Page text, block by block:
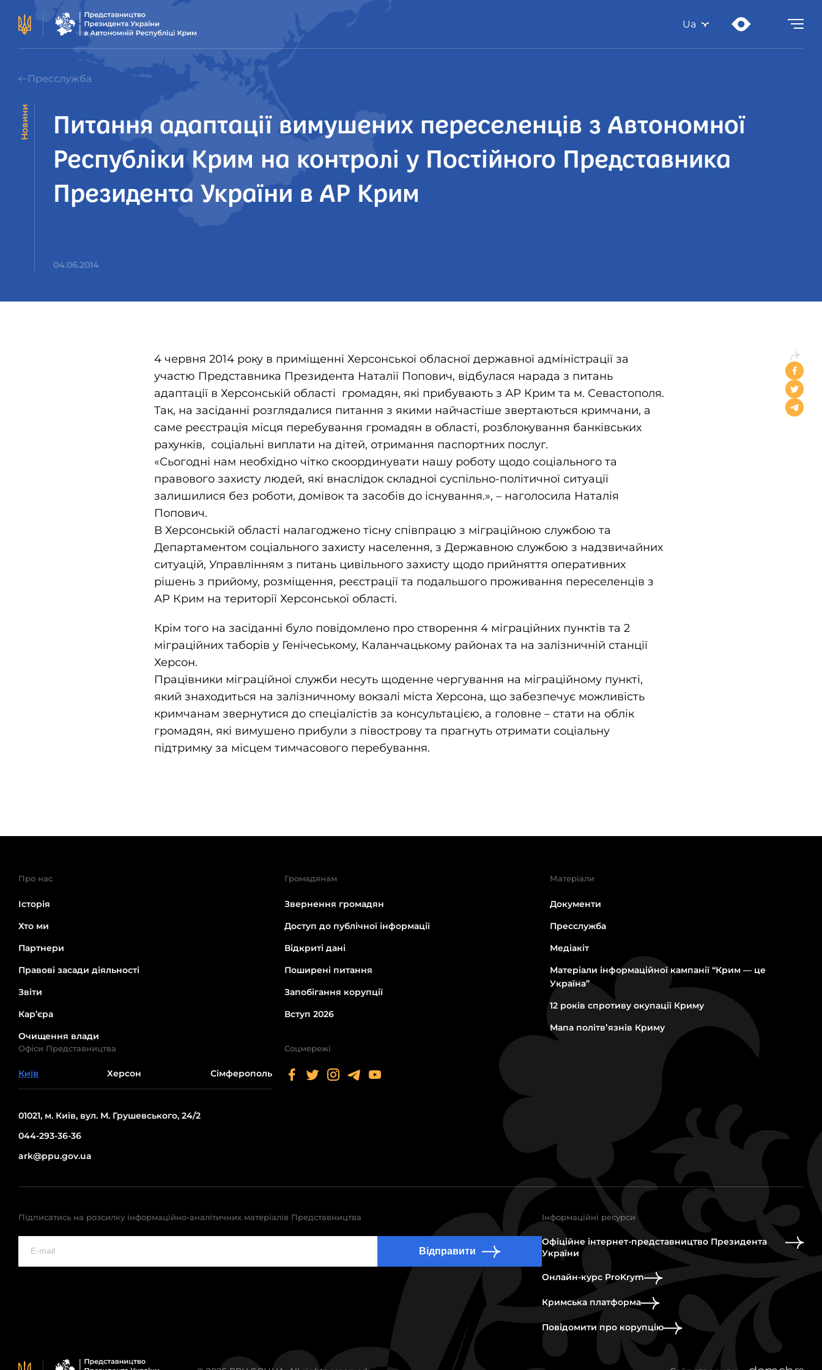
Ua
Пресслужба
Новини
Питання адаптації вимушених переселенців з Автономної
Республіки Крим на контролі у Постійного Представника
Президента України в АР Крим
04.06.2014
4 червня 2014 року в приміщенні Херсонської обласної державної адміністрації за
участю Представника Президента Наталії Попович, відбулася нарада з питань
адаптації в Херсонській області громадян, які прибувають з АР Крим та м. Севастополя.
Так, на засіданні розглядалися питання з якими найчастіше звертаються кримчани, а
саме реєстрація місця перебування громадян в області, розблокування банківських
рахунків, соціальні виплати на дітей, отримання паспортних послуг.
«Сьогодні нам необхідно чітко скоординувати нашу роботу щодо соціального та
правового захисту людей, які внаслідок складної суспільно-політичної ситуації
залишилися без роботи, домівок та засобів до існування.», – наголосила Наталія
Попович.
В Херсонській області налагоджено тісну співпрацю з міграційною службою та
Департаментом соціального захисту населення, з Державною службою з надзвичайних
ситуацій, Управлінням з питань цивільного захисту щодо прийняття оперативних
рішень з прийому, розміщення, реєстрації та подальшого проживання переселенців з
АР Крим на території Херсонської області.
Крім того на засіданні було повідомлено про створення 4 міграційних пунктів та 2
міграційних таборів у Генічеському, Каланчацькому районах та на залізничній станції
Херсон.
Працівники міграційної служби несуть щоденне чергування на міграційному пункті,
який знаходиться на залізничному вокзалі міста Херсона, що забезпечує можливість
кримчанам звернутися до спеціалістів за консультацією, а головне – стати на облік
громадян, які вимушено прибули з півострову та прагнуть отримати соціальну
підтримку за місцем тимчасового перебування.
Про нас
Історія
Хто ми
Партнери
Правові засади діяльності
Звіти
Кар’єра
Очищення влади
Громадянам
Звернення громадян
Доступ до публічної інформації
Відкриті дані
Поширені питання
Запобігання корупції
Вступ 2026
Матеріали
Документи
Пресслужба
Медіакіт
Матеріали інформаційної кампанії “Крим — це
Україна”
12 років спротиву окупації Криму
Мапа політвʼязнів Криму
Офіси Представництва
Київ Херсон Сімферополь
01021, м. Київ, вул. М. Грушевського, 24/2
044-293-36-36
ark@ppu.gov.ua
Соцмережі
Підписатись на розсилку інформаційно-аналітичних матеріалів Представництва
Відправити
Інформаційні ресурси
Офіційне інтернет-представництво Президента
України
Онлайн-курс ProKrym
Кримська платформа
Повідомити про корупцію